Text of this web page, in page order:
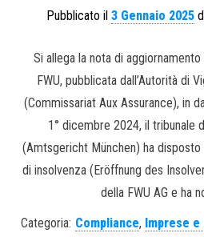
Pubblicato il 3 Gennaio 2025
Si allega la nota di
FWU, pubblicata dall’Autorità di
(Commissariat Aux Assurance), in
1° dicembre 2024, il tribunale
(Amtsgericht München) ha disposto
di insolvenza (Eröffnung des
della FWU AG e ha
Categoria: Compliance, Imprese